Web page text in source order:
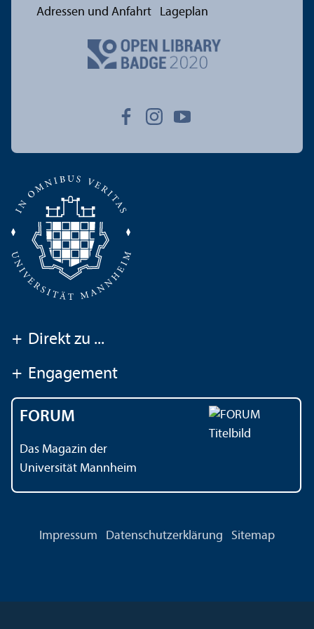
Adressen und Anfahrt Lageplan
+ Direkt zu ...
+ Engagement
FORUM
Das Magazin der
Universität Mannheim
Impressum Datenschutz­erklärung Sitemap